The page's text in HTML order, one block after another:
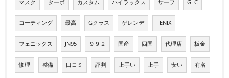
マスク ターボ カスタム ハイラックス サーフ GLC
コーティング 最高 Gクラス ゲレンデ FENIX
フェニックス JN95 ９９２ 国産 四国 代理店 板金
修理 整備 口コミ 評判 上手い 上手 安い 有名